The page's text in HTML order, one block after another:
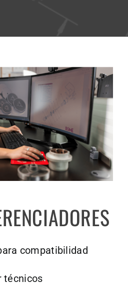
compatibilidad
técnicos